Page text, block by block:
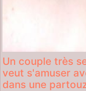
Un couple très
veut s'amuser
dans une